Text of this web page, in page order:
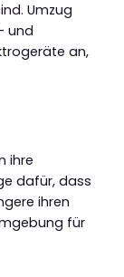
Umzug
und
an,
ihre
dafür, dass
ihren
für